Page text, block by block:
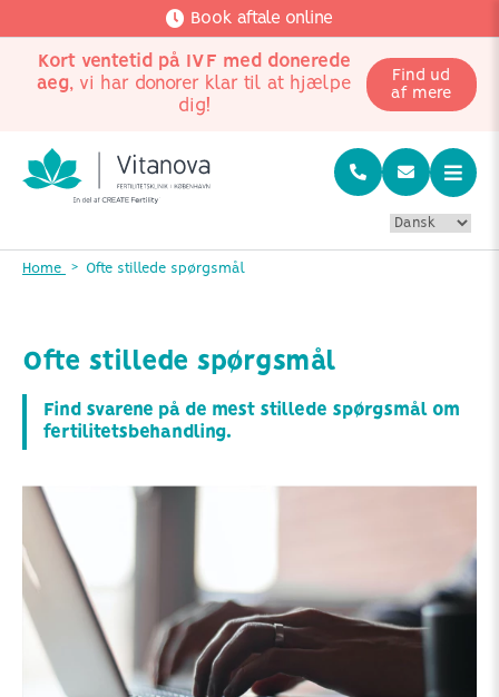
Book aftale online
Kort ventetid på IVF med donerede
aeg, vi har donorer klar til at hjælpe
dig!
Find ud
af mere
Home Ofte stillede spørgsmål
Ofte stillede spørgsmål
Find svarene på de mest stillede spørgsmål om
fertilitetsbehandling.